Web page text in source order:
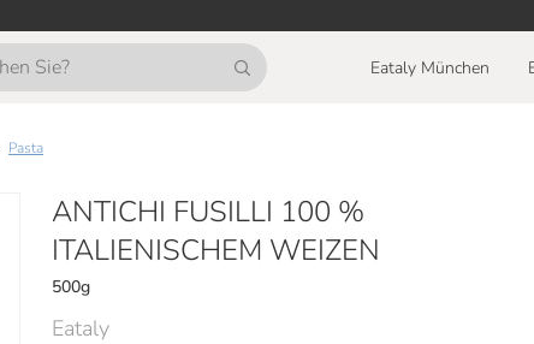
Eataly München
Pasta
ANTICHI FUSILLI 100 %
ITALIENISCHEM WEIZEN
500g
Eataly